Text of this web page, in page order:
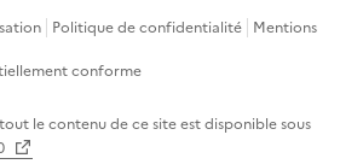
Politique de confidentialité Mentions
conforme
le contenu de ce site est disponible sous